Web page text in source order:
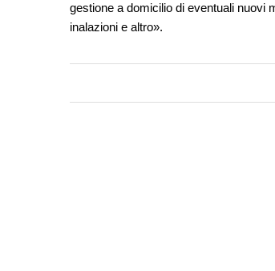
gestione a domicilio di eventuali nuovi
inalazioni e altro».